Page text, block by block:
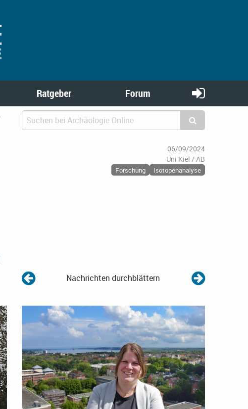
Ratgeber Forum
06/09/2024
Uni Kiel / AB
Forschung Isotopenanalyse
Nachrichten durchblättern